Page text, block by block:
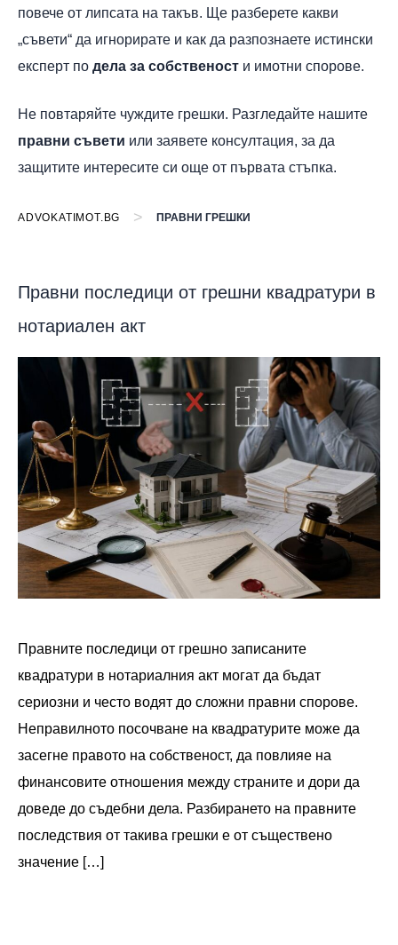
повече от липсата на такъв. Ще разберете какви
„съвети“ да игнорирате и как да разпознаете истински
експерт по дела за собственост и имотни спорове.
Не повтаряйте чуждите грешки. Разгледайте нашите
правни съвети или заявете консултация, за да
защитите интересите си още от първата стъпка.
ADVOKATIMOT.BG > ПРАВНИ ГРЕШКИ
Правни последици от грешни квадратури в
нотариален акт
Правните последици от грешно записаните
квадратури в нотариалния акт могат да бъдат
сериозни и често водят до сложни правни спорове.
Неправилното посочване на квадратурите може да
засегне правото на собственост, да повлияе на
финансовите отношения между страните и дори да
доведе до съдебни дела. Разбирането на правните
последствия от такива грешки е от съществено
значение […]